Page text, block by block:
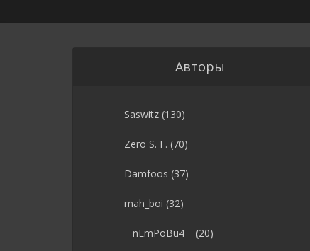
Авторы
Saswitz (130)
Zero S. F. (70)
Damfoos (37)
mah_boi (32)
__nEmPoBu4__ (20)